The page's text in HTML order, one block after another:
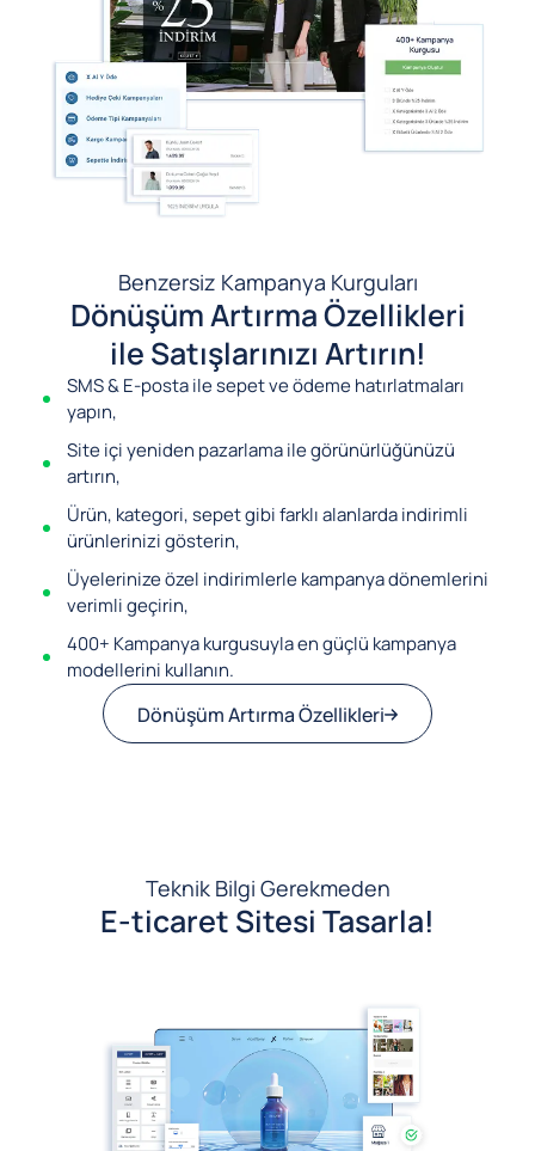
Benzersiz Kampanya Kurguları
Dönüşüm Artırma Özellikleri
ile Satışlarınızı Artırın!
SMS & E-posta ile sepet ve ödeme hatırlatmaları
yapın,
Site içi yeniden pazarlama ile görünürlüğünüzü
artırın,
Ürün, kategori, sepet gibi farklı alanlarda indirimli
ürünlerinizi gösterin,
Üyelerinize özel indirimlerle kampanya dönemlerini
verimli geçirin,
400+ Kampanya kurgusuyla en güçlü kampanya
modellerini kullanın.
Dönüşüm Artırma Özellikleri
Teknik Bilgi Gerekmeden
E-ticaret Sitesi Tasarla!